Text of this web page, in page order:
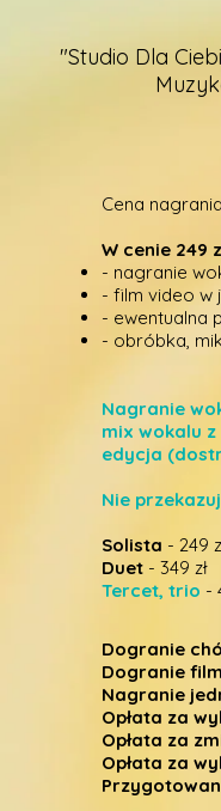
"Studio Dla
Cena
W cenie 249
- nagranie
- film video w
- ewentualna
- obróbka,
Nagranie
mix wokalu
edycja
Nie
Solista - 249
Duet - 349 zł
Tercet, trio -
Dogranie
Dogranie
Nagranie
Opłata za
Opłata za
Opłata za